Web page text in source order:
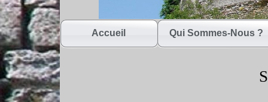
Accueil Qui Sommes-Nous ?